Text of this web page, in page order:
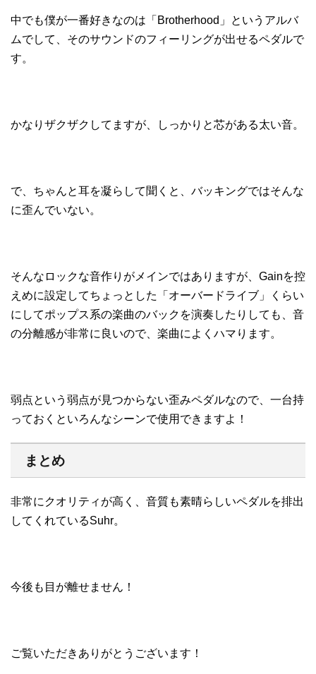
中でも僕が一番好きなのは「Brotherhood」というアルバ
ムでして、そのサウンドのフィーリングが出せるペダルで
す。
かなりザクザクしてますが、しっかりと芯がある太い音。
で、ちゃんと耳を凝らして聞くと、バッキングではそんな
に歪んでいない。
そんなロックな音作りがメインではありますが、Gainを控
えめに設定してちょっとした「オーバードライブ」くらい
にしてポップス系の楽曲のバックを演奏したりしても、音
の分離感が非常に良いので、楽曲によくハマります。
弱点という弱点が見つからない歪みペダルなので、一台持
っておくといろんなシーンで使用できますよ！
まとめ
非常にクオリティが高く、音質も素晴らしいペダルを排出
してくれているSuhr。
今後も目が離せません！
ご覧いただきありがとうございます！